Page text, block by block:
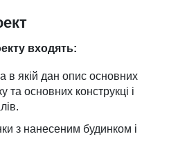
входять:
в якій дан опис основних
та основних конструкці і
з нанесеним будинком і